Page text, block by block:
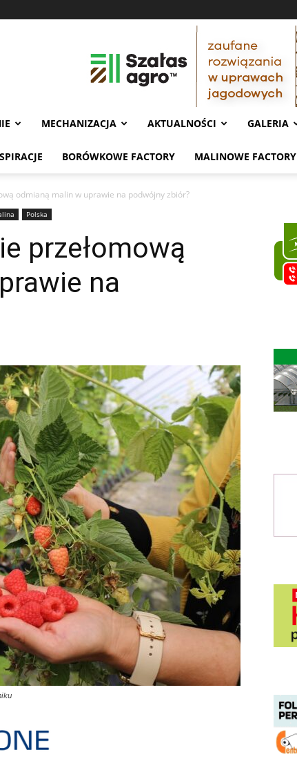
MECHANIZACJA AKTUALNOŚCI GALERIA
BORÓWKOWE FACTORY MALINOWE FACTORY
odmianą malin w uprawie na podwójny zbiór?
Polska
przełomową
na